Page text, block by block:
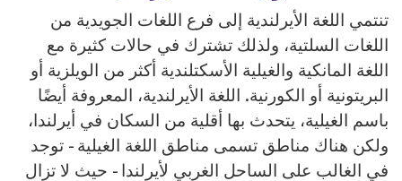
تنتمي اللغة الأيرلندية إلى فرع اللغات الجويدية من
اللغات السلتية، ولذلك تشترك في حالات كثيرة مع
اللغة المانكية والغيلية الأسكتلندية أكثر من الويلزية أو
البريتونية أو الكورنية. اللغة الأيرلندية، المعروفة أيضًا
باسم الغيلية، يتحدث بها أقلية من السكان في أيرلندا،
ولكن هناك مناطق تسمى مناطق اللغة الغيلية - توجد
في الغالب على الساحل الغربي لأيرلندا - حيث لا تزال